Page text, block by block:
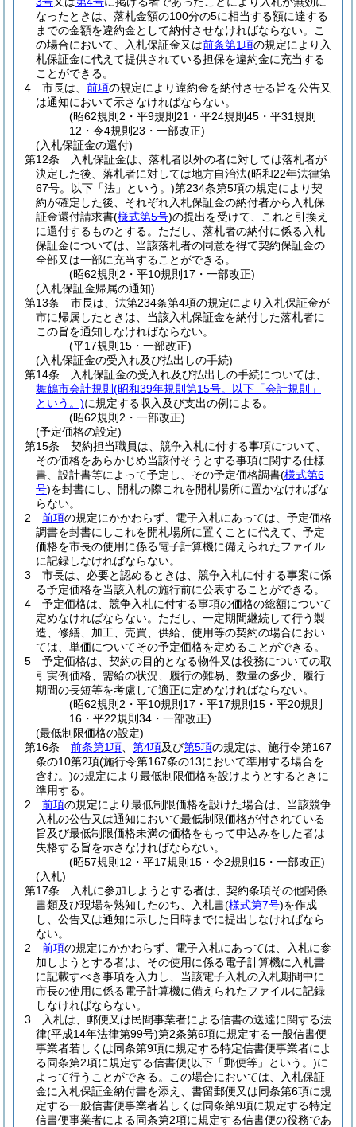
なったときは、落札金額の100分の5に相当する額に達する
までの金額を違約金として納付させなければならない。
こ
の場合において、入札保証金又は前条第1項の規定により入
札保証金に代えて提供されている担保を違約金に充当する
ことができる。
4
市長は、 前項の規定により違約金を納付させる旨を公告又
は通知において示さなければならない。
(昭62規則2・平9規則21・平24規則45・平31規則
12・令4規則23・一部改正)
(入札保証金の還付)
第12条
入札保証金は、落札者以外の者に対しては落札者が
決定した後、落札者に対しては地方自治法(昭和22年法律第
67号。以下「法」という。)第234条第5項の規定により契
約が確定した後、それぞれ入札保証金の納付者から入札保
証金還付請求書(様式第5号)の提出を受けて、これと引換え
に還付するものとする。 ただし、落札者の納付に係る入札
保証金については、当該落札者の同意を得て契約保証金の
全部又は一部に充当することができる。
(昭62規則2・平10規則17・一部改正)
(入札保証金帰属の通知)
第13条
市長は、法第234条第4項の規定により入札保証金が
市に帰属したときは、当該入札保証金を納付した落札者に
この旨を通知しなければならない。
(平17規則15・一部改正)
(入札保証金の受入れ及び払出しの手続)
第14条
入札保証金の受入れ及び払出しの手続については、
舞鶴市会計規則 (昭和39年規則第15号。以下「会計規則」
という。)に規定する収入及び支出の例による。
(昭62規則2・一部改正)
(予定価格の設定)
第15条
契約担当職員は、競争入札に付する事項について、
その価格をあらかじめ当該付そうとする事項に関する仕様
書、設計書等によって予定し、その予定価格調書(様式第6
号)を封書にし、開札の際これを開札場所に置かなければな
らない。
2
前項の規定にかかわらず、電子入札にあっては、予定価格
調書を封書にしこれを開札場所に置くことに代えて、予定
価格を市長の使用に係る電子計算機に備えられたファイル
に記録しなければならない。
3
市長は、必要と認めるときは、競争入札に付する事案に係
る予定価格を当該入札の施行前に公表することができる。
4
予定価格は、競争入札に付する事項の価格の総額について
定めなければならない。 ただし、一定期間継続して行う製
造、修繕、加工、売買、供給、使用等の契約の場合におい
ては、単価についてその予定価格を定めることができる。
5
予定価格は、契約の目的となる物件又は役務についての取
引実例価格、需給の状況、履行の難易、数量の多少、履行
期間の長短等を考慮して適正に定めなければならない。
(昭62規則2・平10規則17・平17規則15・平20規則
16・平22規則34・一部改正)
(最低制限価格の設定)
第16条
前条第1項 第4項及び第5項の規定は、施行令第167
条の10第2項(施行令第167条の13において準用する場合を
含む。)の規定により最低制限価格を設けようとするときに
準用する。
2
前項の規定により最低制限価格を設けた場合は、当該競争
入札の公告又は通知において最低制限価格が付されている
旨及び最低制限価格未満の価格をもって申込みをした者は
失格する旨を示さなければならない。
(昭57規則12・平17規則15・令2規則15・一部改正)
(入札)
第17条
入札に参加しようとする者は、契約条項その他関係
書類及び現場を熟知したのち、入札書(様式第7号)を作成
し、公告又は通知に示した日時までに提出しなければなら
ない。
2
前項の規定にかかわらず、電子入札にあっては、入札に参
加しようとする者は、その使用に係る電子計算機に入札書
に記載すべき事項を入力し、当該電子入札の入札期間中に
市長の使用に係る電子計算機に備えられたファイルに記録
しなければならない。
3
入札は、郵便又は民間事業者による信書の送達に関する法
律(平成14年法律第99号)第2条第6項に規定する一般信書便
事業者若しくは同条第9項に規定する特定信書便事業者によ
る同条第2項に規定する信書便(以下「郵便等」という。)に
よって行うことができる。
この場合においては、入札保証
金に入札保証金納付書を添え、書留郵便又は同条第6項に規
定する一般信書便事業者若しくは同条第9項に規定する特定
信書便事業者による同条第2項に規定する信書便の役務であ